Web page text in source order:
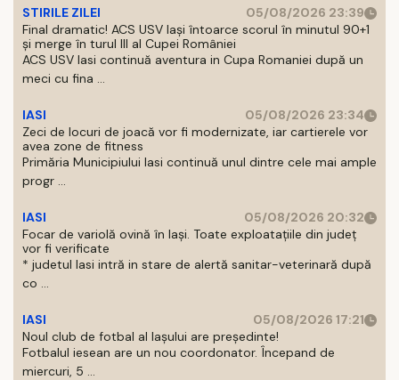
STIRILE ZILEI
05/08/2026 23:39
Final dramatic! ACS USV Iași întoarce scorul în minutul 90+1
și merge în turul III al Cupei României
ACS USV Iasi continuă aventura in Cupa Romaniei după un
meci cu fina ...
IASI
05/08/2026 23:34
Zeci de locuri de joacă vor fi modernizate, iar cartierele vor
avea zone de fitness
Primăria Municipiului Iasi continuă unul dintre cele mai ample
progr ...
IASI
05/08/2026 20:32
Focar de variolă ovină în Iași. Toate exploatațiile din județ
vor fi verificate
* judetul Iasi intră in stare de alertă sanitar-veterinară după
co ...
IASI
05/08/2026 17:21
Noul club de fotbal al Iașului are președinte!
Fotbalul iesean are un nou coordonator. Începand de
miercuri, 5 ...